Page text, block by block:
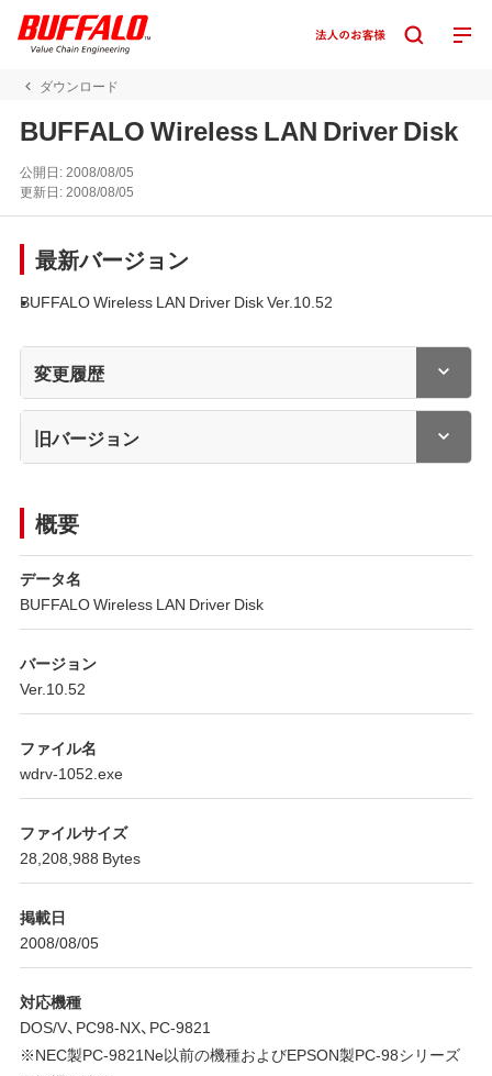
ダウンロード
BUFFALO Wireless LAN Driver Disk
公開日:2008/08/05
更新日:2008/08/05
最新バージョン
BUFFALO Wireless LAN Driver Disk Ver.10.52
変更履歴
旧バージョン
概要
データ名
BUFFALO Wireless LAN Driver Disk
バージョン
Ver.10.52
ファイル名
wdrv-1052.exe
ファイルサイズ
28,208,988 Bytes
掲載日
2008/08/05
対応機種
DOS/V、PC98-NX、PC-9821
※NEC製PC-9821Ne以前の機種およびEPSON製PC-98シリーズ